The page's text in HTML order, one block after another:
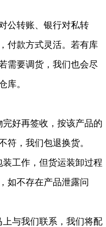
公转账、银行对私转
付款方式灵活。若有库
需要调货，我们也会尽
库。
好再签收，按该产品的
符，我们包退换货。
工作，但货运装卸过程
如不存在产品泄露问
与我们联系，我们将配